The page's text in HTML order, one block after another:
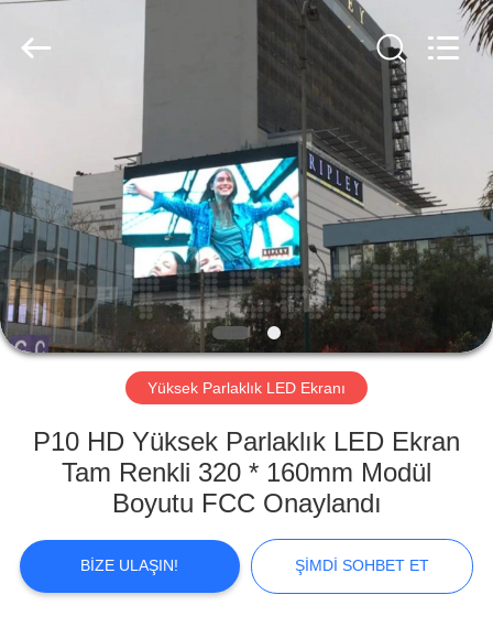
ÜRÜN:%
S
VİDEOLAR
VR
GÖSTERISI
HAKKIMIZDA
FABRIKA
TURU
Services
Co.,LTD.
Yüksek Parlaklık LED Ekranı
P10 HD Yüksek Parlaklık LED Ekran
Tam Renkli 320 * 160mm Modül
Boyutu FCC Onaylandı
BIZE ULAŞIN! ŞIMDI SOHBET ET